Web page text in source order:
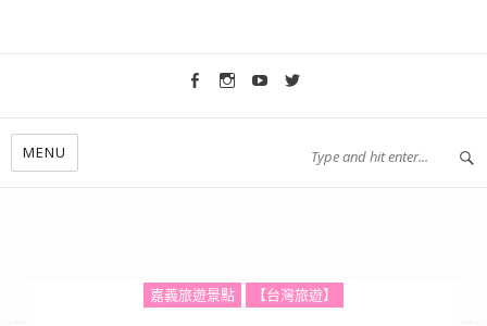
MENU
嘉義旅遊景點 【台灣旅遊】